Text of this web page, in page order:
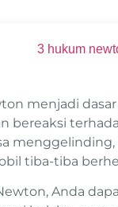
menjadi
bereaksi
tiba-tiba
Anda